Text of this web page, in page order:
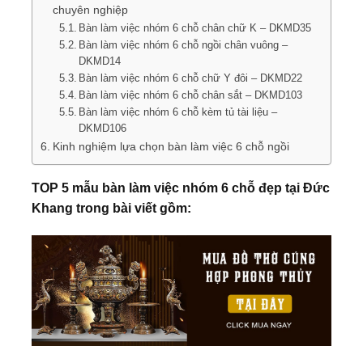
chuyên nghiệp
Bàn làm việc nhóm 6 chỗ chân chữ K – DKMD35
Bàn làm việc nhóm 6 chỗ ngồi chân vuông –
DKMD14
Bàn làm việc nhóm 6 chỗ chữ Y đôi – DKMD22
Bàn làm việc nhóm 6 chỗ chân sắt – DKMD103
Bàn làm việc nhóm 6 chỗ kèm tủ tài liệu –
DKMD106
Kinh nghiệm lựa chọn bàn làm việc 6 chỗ ngồi
TOP 5 mẫu bàn làm việc nhóm 6 chỗ đẹp tại Đức
Khang trong bài viết gồm: